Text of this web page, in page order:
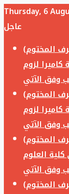
Thursday, 6
عاجل
المختوم)
لزوم
المختوم)
لزوم
المختوم)
العلوم
المختوم)